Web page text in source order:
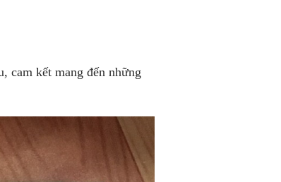
cam kết mang đến những